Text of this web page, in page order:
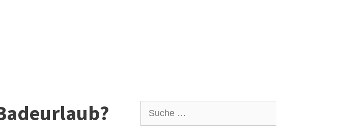
nach: